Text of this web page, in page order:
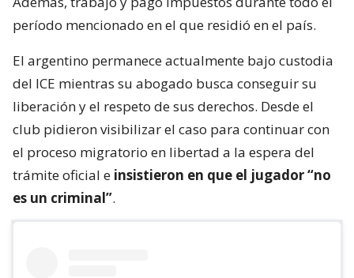
período mencionado en el que residió en el país.
El argentino permanece actualmente bajo custodia
del ICE mientras su abogado busca conseguir su
liberación y el respeto de sus derechos. Desde el
club pidieron visibilizar el caso para continuar con
el proceso migratorio en libertad a la espera del
trámite oficial e insistieron en que el jugador “no
es un criminal”.